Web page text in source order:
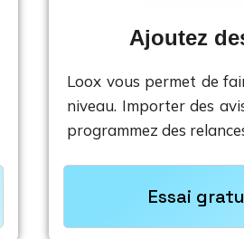
Ajoutez
Loox vous permet de
niveau. Importer des
programmez des
Essai